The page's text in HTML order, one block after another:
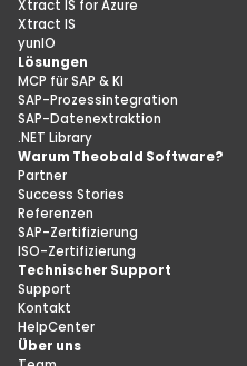
Xtract IS for Azure
Xtract IS
yunIO
Lösungen
MCP für SAP & KI
SAP-Prozessintegration
SAP-Datenextraktion
.NET Library
Warum Theobald Software?
Partner
Success Stories
Referenzen
SAP-Zertifizierung
ISO-Zertifizierung
Technischer Support
Support
Kontakt
HelpCenter
Über uns